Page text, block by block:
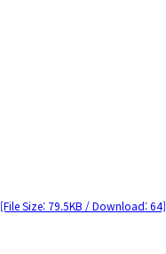
[File Size: 79.5KB / Download: 64]